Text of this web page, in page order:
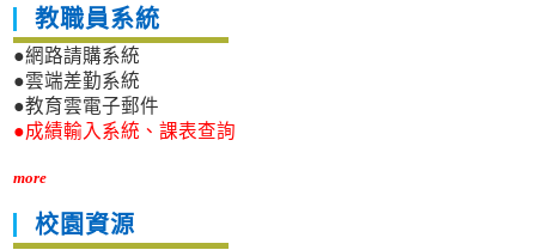
教職員系統
●網路請購系統
●雲端差勤系統
●教育雲電子郵件
●成績輸入系統、課表查詢
more
校園資源